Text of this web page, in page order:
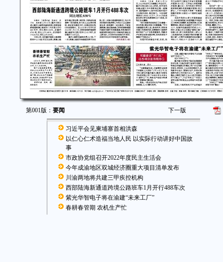
第001版： 要闻 下一版
习近平会见柬埔寨首相洪森
以仁心仁术造福当地人民 以实际行动讲好中国故
事
市政协党组召开2022年度民主生活会
今年成渝地区双城经济圈重大项目清单发布
川渝两地将共建三甲疾控机构
西部陆海新通道跨境公路班车1月开行488车次
紫光华智电子将在渝建“未来工厂”
春耕春管期 农机生产忙